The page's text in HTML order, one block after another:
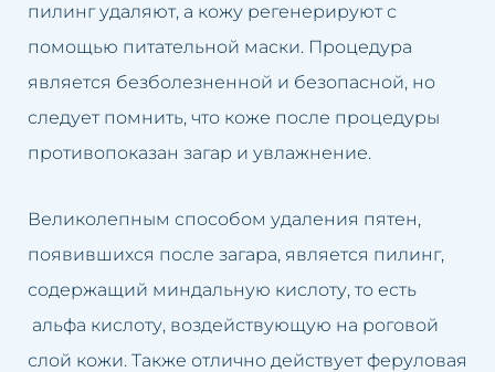
Чистка лица с помощью
водорода
Кавитационный пилинг
Краков
пилинг удаляют, а кожу регенерируют с
помощью питательной маски. Процедура
является безболезненной и безопасной, но
следует помнить, что коже после процедуры
противопоказан загар и увлажнение.
Великолепным способом удаления пятен,
появившихся после загара, является пилинг,
содержащий миндальную кислоту, то есть
альфа кислоту, воздействующую на роговой
слой кожи. Также отлично действует феруловая